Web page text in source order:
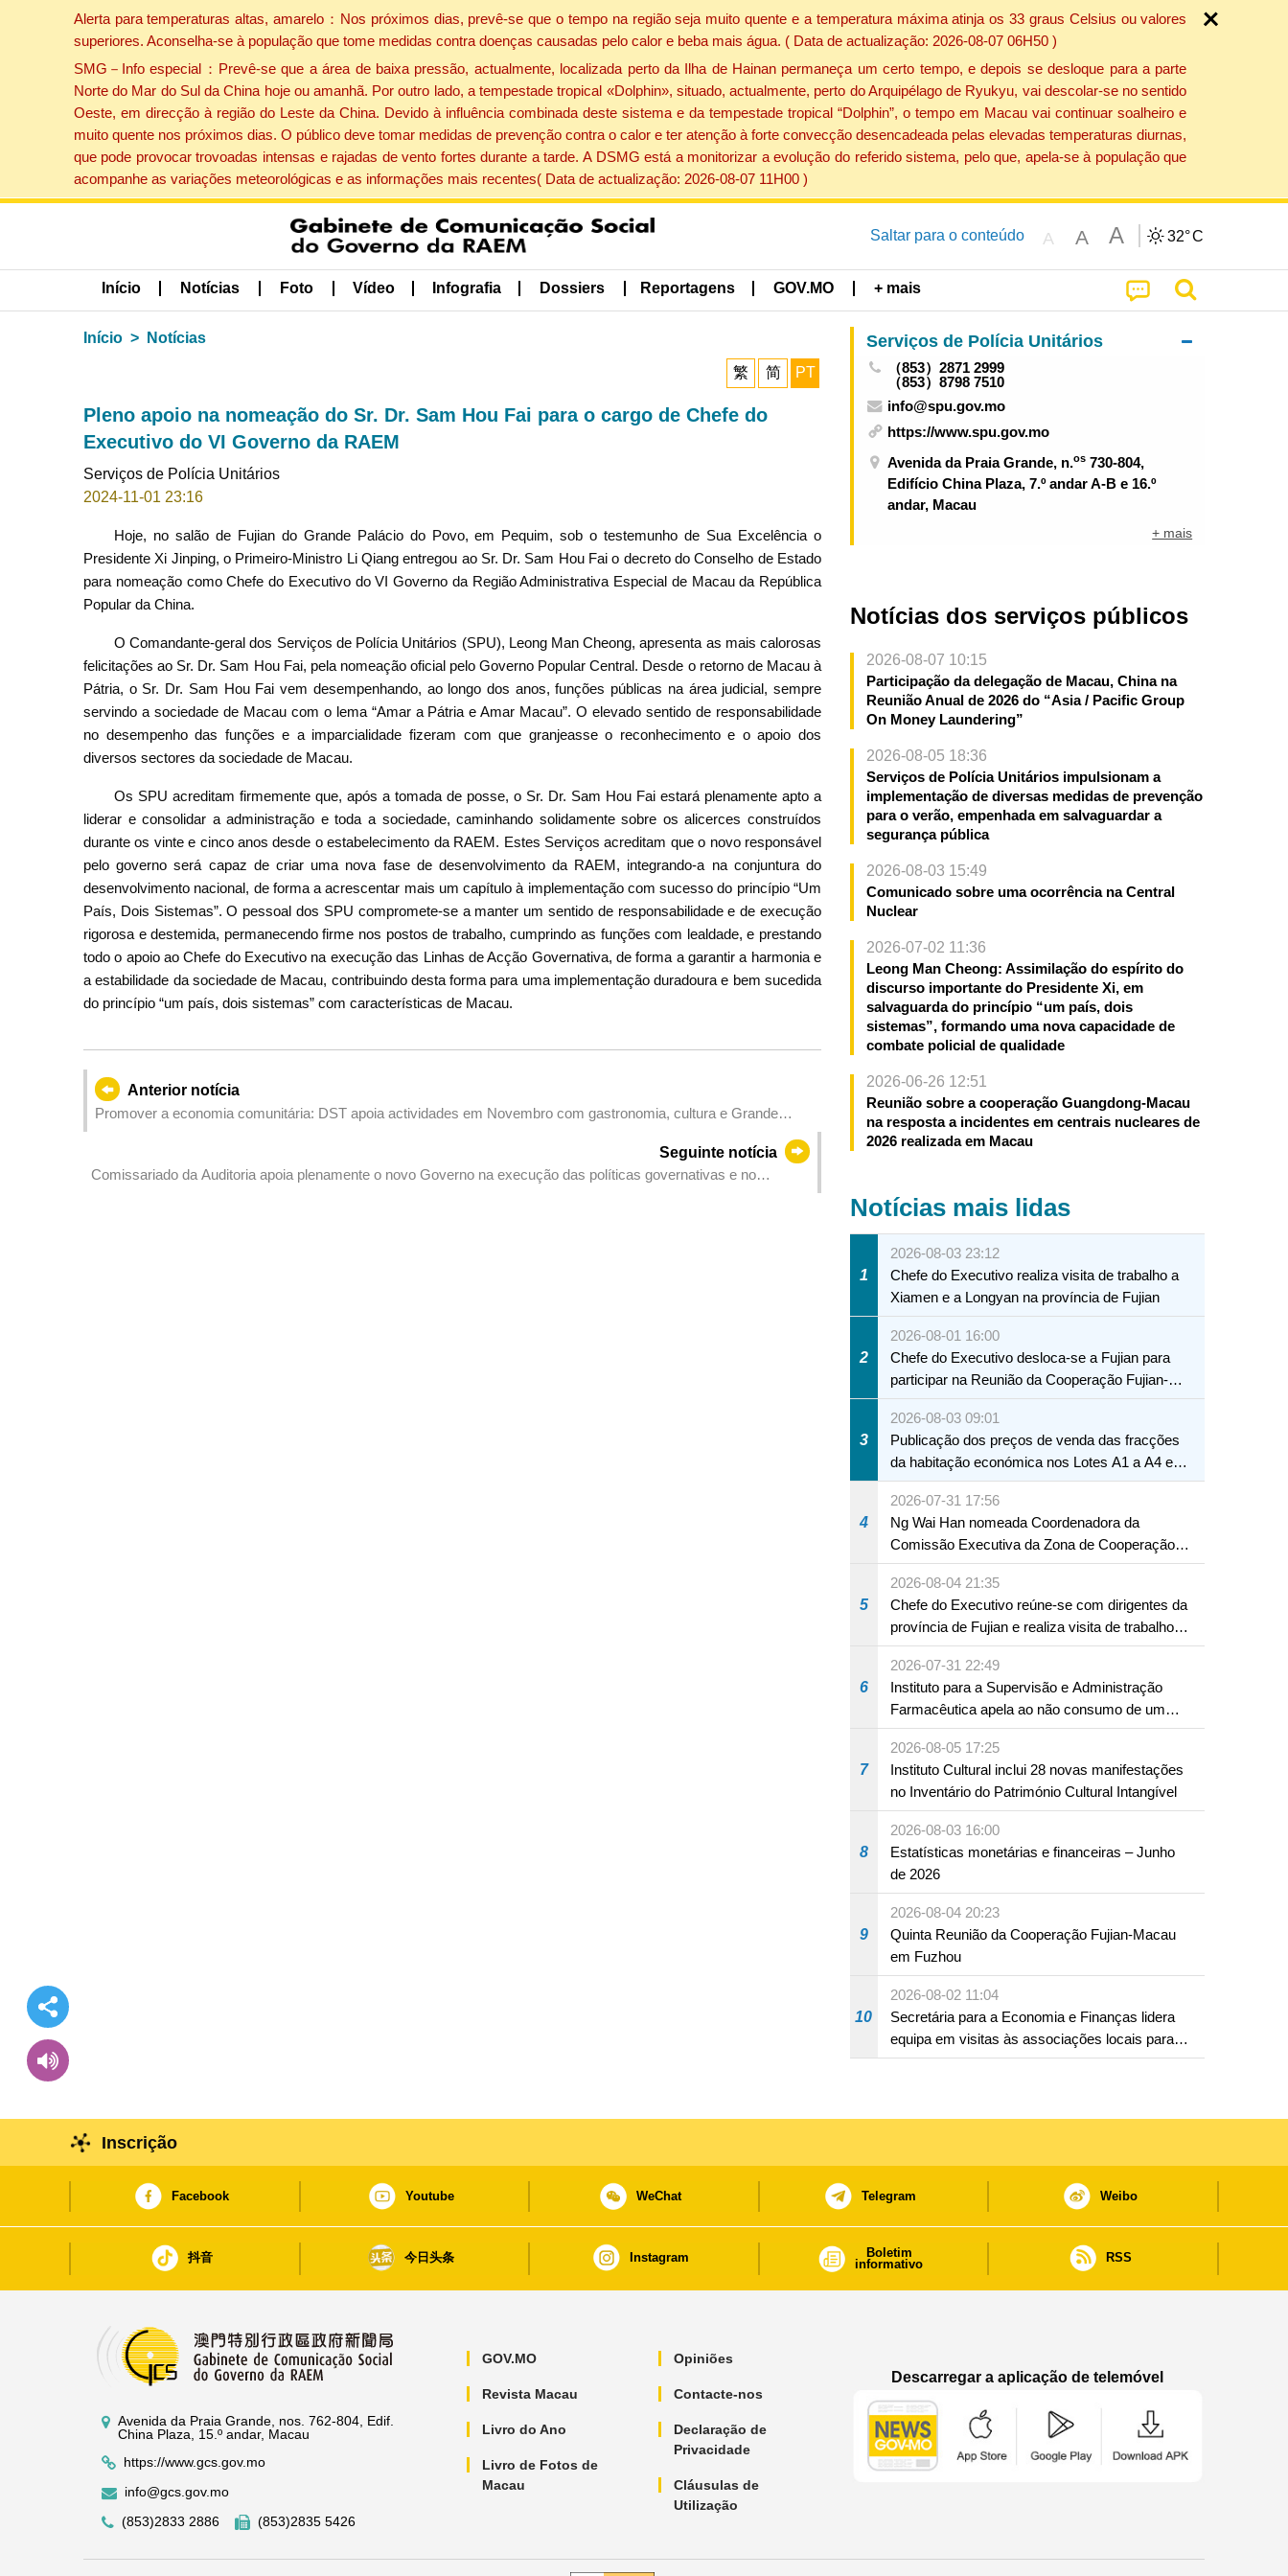
Alerta para temperaturas altas, amarelo：Nos próximos dias, prevê-se que o tempo na região seja muito quente e a temperatura máxima atinja os 33 graus Celsius ou valores
superiores. Aconselha-se à população que tome medidas contra doenças causadas pelo calor e beba mais água. ( Data de actualização: 2026-08-07 06H50 )
SMG－Info especial：Prevê-se que a área de baixa pressão, actualmente, localizada perto da Ilha de Hainan permaneça um certo tempo, e depois se desloque para a parte
Norte do Mar do Sul da China hoje ou amanhã. Por outro lado, a tempestade tropical «Dolphin», situado, actualmente, perto do Arquipélago de Ryukyu, vai descolar-se no sentido
Oeste, em direcção à região do Leste da China. Devido à influência combinada deste sistema e da tempestade tropical “Dolphin”, o tempo em Macau vai continuar soalheiro e
muito quente nos próximos dias. O público deve tomar medidas de prevenção contra o calor e ter atenção à forte convecção desencadeada pelas elevadas temperaturas diurnas,
que pode provocar trovoadas intensas e rajadas de vento fortes durante a tarde. A DSMG está a monitorizar a evolução do referido sistema, pelo que, apela-se à população que
acompanhe as variações meteorológicas e as informações mais recentes( Data de actualização: 2026-08-07 11H00 )
Saltar para o conteúdo A A A 32°C
Início Notícias Foto Vídeo Infografia Dossiers Reportagens GOV.MO + mais
Início Notícias
繁 简 PT
Pleno apoio na nomeação do Sr. Dr. Sam Hou Fai para o cargo de Chefe do
Executivo do VI Governo da RAEM
Serviços de Polícia Unitários
2024-11-01 23:16
Hoje, no salão de Fujian do Grande Palácio do Povo, em Pequim, sob o testemunho de Sua Excelência o
Presidente Xi Jinping, o Primeiro-Ministro Li Qiang entregou ao Sr. Dr. Sam Hou Fai o decreto do Conselho de Estado
para nomeação como Chefe do Executivo do VI Governo da Região Administrativa Especial de Macau da República
Popular da China.
O Comandante-geral dos Serviços de Polícia Unitários (SPU), Leong Man Cheong, apresenta as mais calorosas
felicitações ao Sr. Dr. Sam Hou Fai, pela nomeação oficial pelo Governo Popular Central. Desde o retorno de Macau à
Pátria, o Sr. Dr. Sam Hou Fai vem desempenhando, ao longo dos anos, funções públicas na área judicial, sempre
servindo a sociedade de Macau com o lema “Amar a Pátria e Amar Macau”. O elevado sentido de responsabilidade
no desempenho das funções e a imparcialidade fizeram com que granjeasse o reconhecimento e o apoio dos
diversos sectores da sociedade de Macau.
Os SPU acreditam firmemente que, após a tomada de posse, o Sr. Dr. Sam Hou Fai estará plenamente apto a
liderar e consolidar a administração e toda a sociedade, caminhando solidamente sobre os alicerces construídos
durante os vinte e cinco anos desde o estabelecimento da RAEM. Estes Serviços acreditam que o novo responsável
pelo governo será capaz de criar uma nova fase de desenvolvimento da RAEM, integrando-a na conjuntura do
desenvolvimento nacional, de forma a acrescentar mais um capítulo à implementação com sucesso do princípio “Um
País, Dois Sistemas”. O pessoal dos SPU compromete-se a manter um sentido de responsabilidade e de execução
rigorosa e destemida, permanecendo firme nos postos de trabalho, cumprindo as funções com lealdade, e prestando
todo o apoio ao Chefe do Executivo na execução das Linhas de Acção Governativa, de forma a garantir a harmonia e
a estabilidade da sociedade de Macau, contribuindo desta forma para uma implementação duradoura e bem sucedida
do princípio “um país, dois sistemas” com características de Macau.
Anterior notícia
Promover a economia comunitária: DST apoia actividades em Novembro com gastronomia, cultura e Grande
Seguinte notícia
Comissariado da Auditoria apoia plenamente o novo Governo na execução das políticas governativas e no
Serviços de Polícia Unitários
（853）2871 2999
（853）8798 7510
info@spu.gov.mo
https://www.spu.gov.mo
Avenida da Praia Grande, n.os 730-804,
Edifício China Plaza, 7.º andar A-B e 16.º
andar, Macau
+ mais
Notícias dos serviços públicos
2026-08-07 10:15
Participação da delegação de Macau, China na
Reunião Anual de 2026 do “Asia / Pacific Group
On Money Laundering”
2026-08-05 18:36
Serviços de Polícia Unitários impulsionam a
implementação de diversas medidas de prevenção
para o verão, empenhada em salvaguardar a
segurança pública
2026-08-03 15:49
Comunicado sobre uma ocorrência na Central
Nuclear
2026-07-02 11:36
Leong Man Cheong: Assimilação do espírito do
discurso importante do Presidente Xi, em
salvaguarda do princípio “um país, dois
sistemas”, formando uma nova capacidade de
combate policial de qualidade
2026-06-26 12:51
Reunião sobre a cooperação Guangdong-Macau
na resposta a incidentes em centrais nucleares de
2026 realizada em Macau
Notícias mais lidas
1
2026-08-03 23:12
Chefe do Executivo realiza visita de trabalho a
Xiamen e a Longyan na província de Fujian
2
2026-08-01 16:00
Chefe do Executivo desloca-se a Fujian para
participar na Reunião da Cooperação Fujian-
Macau
3
2026-08-03 09:01
Publicação dos preços de venda das fracções
da habitação económica nos Lotes A1 a A4 e
A12 da Zona A dos Novos Aterros
4
2026-07-31 17:56
Ng Wai Han nomeada Coordenadora da
Comissão Executiva da Zona de Cooperação
Aprofundada entre Guangdong e Macau em
Hengqin
5
2026-08-04 21:35
Chefe do Executivo reúne-se com dirigentes da
província de Fujian e realiza visita de trabalho
em Fuzhou
6
2026-07-31 22:49
Instituto para a Supervisão e Administração
Farmacêutica apela ao não consumo de um
produto com substâncias medicamentosas
ocidentais
7
2026-08-05 17:25
Instituto Cultural inclui 28 novas manifestações
no Inventário do Património Cultural Intangível
8
2026-08-03 16:00
Estatísticas monetárias e financeiras – Junho
de 2026
9
2026-08-04 20:23
Quinta Reunião da Cooperação Fujian-Macau
em Fuzhou
10
2026-08-02 11:04
Secretária para a Economia e Finanças lidera
equipa em visitas às associações locais para
consolidar consensos e promover os trabalhos
Inscrição
Facebook Youtube WeChat Telegram Weibo
抖音 今日头条 Instagram
Boletim
informativo
RSS
Avenida da Praia Grande, nos. 762-804, Edif.
China Plaza, 15.º andar, Macau
https://www.gcs.gov.mo
info@gcs.gov.mo
(853)2833 2886
(853)2835 5426
GOV.MO
Revista Macau
Livro do Ano
Livro de Fotos de
Macau
Opiniões
Contacte-nos
Declaração de
Privacidade
Cláusulas de
Utilização
Descarregar a aplicação de telemóvel